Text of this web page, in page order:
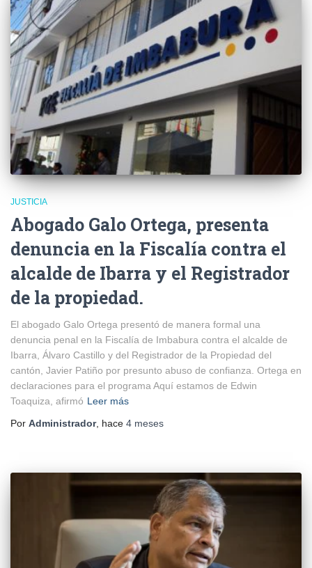
JUSTICIA
Abogado Galo Ortega, presenta
denuncia en la Fiscalía contra el
alcalde de Ibarra y el Registrador
de la propiedad.
El abogado Galo Ortega presentó de manera formal una
denuncia penal en la Fiscalía de Imbabura contra el alcalde de
Ibarra, Álvaro Castillo y del Registrador de la Propiedad del
cantón, Javier Patiño por presunto abuso de confianza. Ortega en
declaraciones para el programa Aquí estamos de Edwin
Toaquiza, afirmó Leer más
Por Administrador, hace 4 meses